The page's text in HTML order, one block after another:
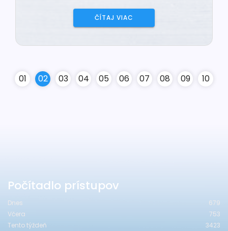
ČÍTAJ VIAC
01 02 03 04 05 06 07 08 09 10
Počítadlo prístupov
Dnes
679
Včera
753
Tento týždeň
3423